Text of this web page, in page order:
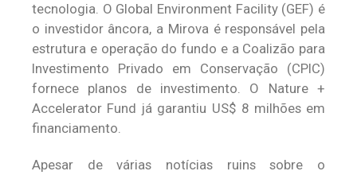
tecnologia. O Global Environment Facility (GEF) é
o investidor âncora, a Mirova é responsável pela
estrutura e operação do fundo e a Coalizão para
Investimento Privado em Conservação (CPIC)
fornece planos de investimento. O Nature +
Accelerator Fund já garantiu US$ 8 milhões em
financiamento.
Apesar de várias notícias ruins sobre o